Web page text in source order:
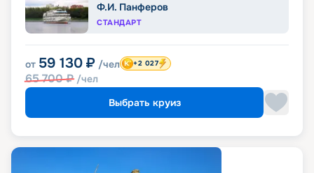
Ф.И. Панферов
СТАНДАРТ
от 59 130 ₽ /чел
65 700₽ /чел
+2 027
Выбрать круиз